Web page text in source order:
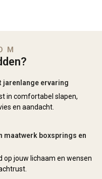
jarenlange ervaring
in comfortabel slapen,
en aandacht.
maatwerk boxsprings en
op jouw lichaam en wensen